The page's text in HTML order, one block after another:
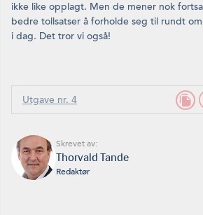
ikke like opplagt. Men de mener nok
bedre tollsatser å forholde seg til rundt
i dag. Det tror vi også!
Utgave nr. 4
Skrevet av:
Thorvald Tande
Redaktør